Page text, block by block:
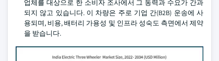
업체를 대상으로 한 소비자 조사에서 그 동력과 수요가 간과
되지 않고 있습니다. 이 차량은 주로 기업 간(B2B) 운송에 사
용되며, 비용, 배터리 가용성 및 인프라 성숙도 측면에서 제약
을 받습니다.